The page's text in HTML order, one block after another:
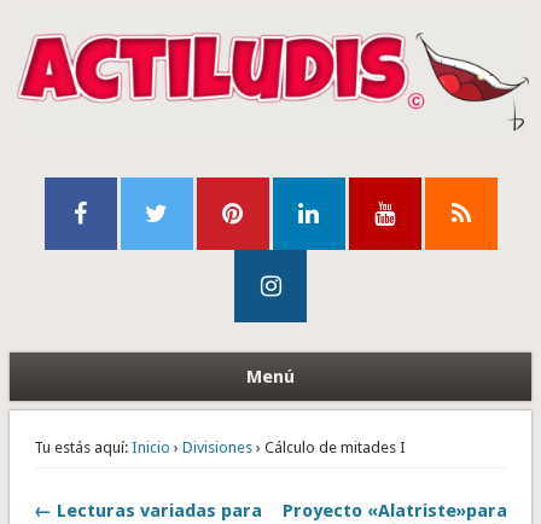
Menú
Tu estás aquí: Inicio › Divisiones› Cálculo de mitades I
← Lecturas variadas para
Proyecto «Alatriste»para